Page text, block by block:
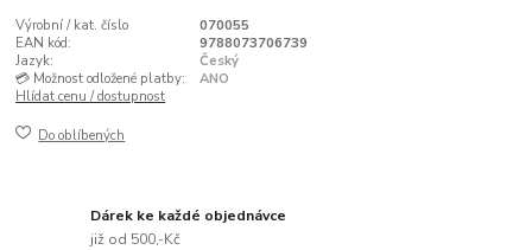
Výrobní / kat. číslo
070055
EAN kód:
9788073706739
Jazyk:
Český
💳 Možnost odložené platby:
ANO
Hlídat cenu / dostupnost
Do oblíbených
Dárek ke každé objednávce
již od 500,-Kč